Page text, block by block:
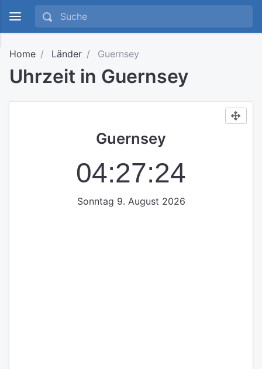
Home Länder Guernsey
Uhrzeit in Guernsey
Guernsey
04:27:25
Sonntag 9. August 2026